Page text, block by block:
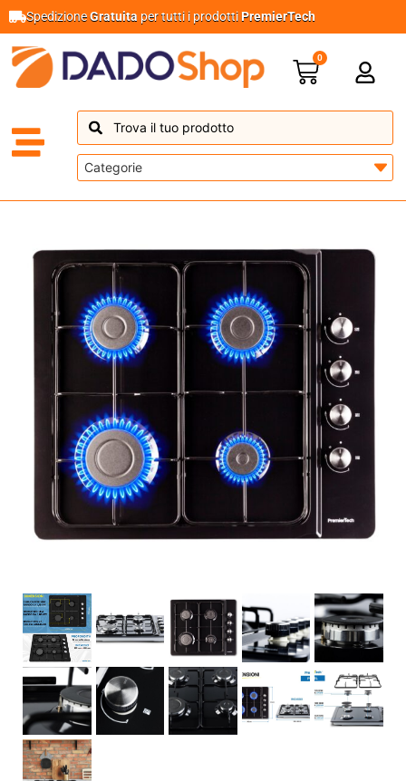
SpedizioneGratuita per tutti i prodottiPremierTech
0